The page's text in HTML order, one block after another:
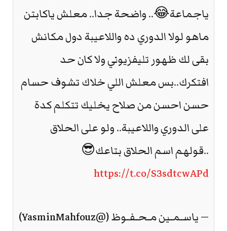
ياجماعة😂.. واضحة جدا.. معلش ياكابتن
ماهو لولا الدوري ده واللاعيبة دول مكانش
بقى لك ظهور تليفزيوني ولا كان حد
افتكرك..بس معلش اللي خلاك تشوف حسام
حسن احسن من صلاح يخليك تتكلم كدة
على الدوري واللاعيبة.. ولو على الحلاق
..قولهم اسم الحلاق بتاعك😎
https://t.co/S3sdtcwAPd
— ياسـمـين مـحـفـوظ (@YasminMahfouz)